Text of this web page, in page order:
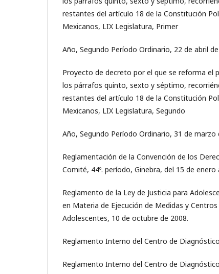
restantes del artículo 18 de la Constitución
Mexicanos, LIX Legislatura, Primer
Año, Segundo Período Ordinario, 22 de abril
Proyecto de decreto por el que se reforma el
los párrafos quinto, sexto y séptimo,
restantes del artículo 18 de la Constitución
Mexicanos, LIX Legislatura, Segundo
Año, Segundo Período Ordinario, 31 de marzo
Reglamentación de la Convención de los
Comité, 44º. período, Ginebra, del 15 de
Reglamento de la Ley de Justicia para
en Materia de Ejecución de Medidas y Centros
Adolescentes, 10 de octubre de 2008.
Reglamento Interno del Centro de
Reglamento Interno del Centro de